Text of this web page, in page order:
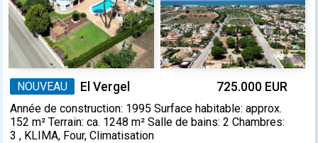
NOUVEAU El Vergel 725.000 EUR
Année de construction: 1995 Surface habitable: approx.
152 m² Terrain: ca. 1248 m² Salle de bains: 2 Chambres:
3 , KLIMA, Four, Climatisation